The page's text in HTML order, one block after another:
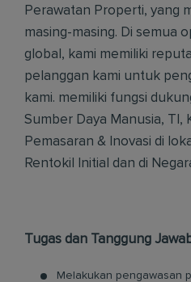
Perawatan Properti, yang
masing-masing. Di semua
global, kami memiliki
pelanggan kami untuk
kami. memiliki fungsi
Sumber Daya Manusia, TI,
Pemasaran & Inovasi di
Rentokil Initial dan di
Tugas dan Tanggung
Melakukan pengawasan